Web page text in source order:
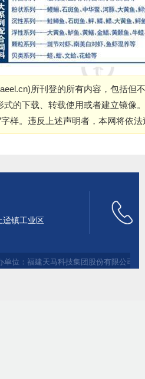
)所刊登的所有内容，包括但
式的下载、转载使用或者建立镜像
字样。违反上述声明者，本网将依
迳镇工业区
位：福建天马科技集团股份有限公司